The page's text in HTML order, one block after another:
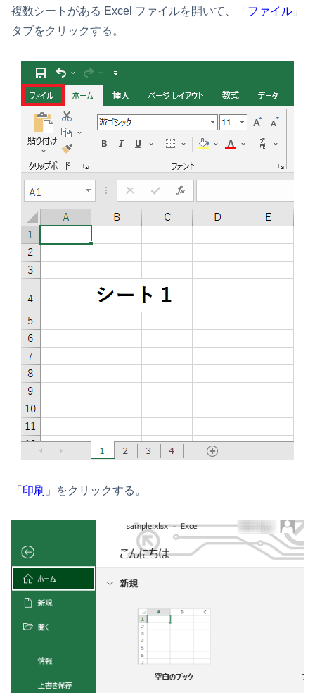
複数シートがある Excel ファイルを開いて、「 ファイル 」
タブをクリックする。
「 印刷 」をクリックする。